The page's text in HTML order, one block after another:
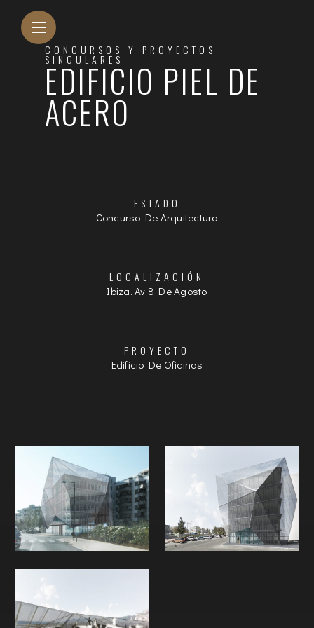
CONCURSOS Y PROYECTOS
SINGULARES
EDIFICIO PIEL DE
ACERO
ESTADO
Concurso De Arquitectura
LOCALIZACIÓN
Ibiza. Av 8 De Agosto
PROYECTO
Edificio De Oficinas